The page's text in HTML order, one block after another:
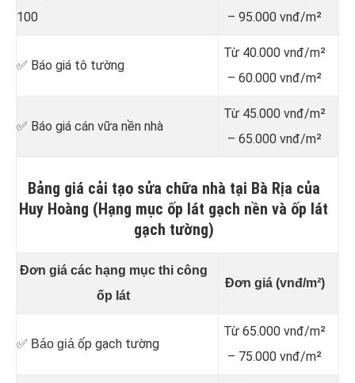
100
– 95.000 vnđ/m²
✅ Báo giá tô tường
Từ 40.000 vnđ/m²
– 60.000 vnđ/m²
✅ Báo giá cán vữa nền nhà
Từ 45.000 vnđ/m²
– 65.000 vnđ/m²
Bảng giá cải tạo sửa chữa nhà tại Bà Rịa của
Huy Hoàng (Hạng mục ốp lát gạch nền và ốp lát
gạch tường)
Đơn giá các hạng mục thi công
ốp lát
Đơn giá (vnđ/m²)
✅ Báo giá ốp gạch tường
Từ 65.000 vnđ/m²
– 75.000 vnđ/m²